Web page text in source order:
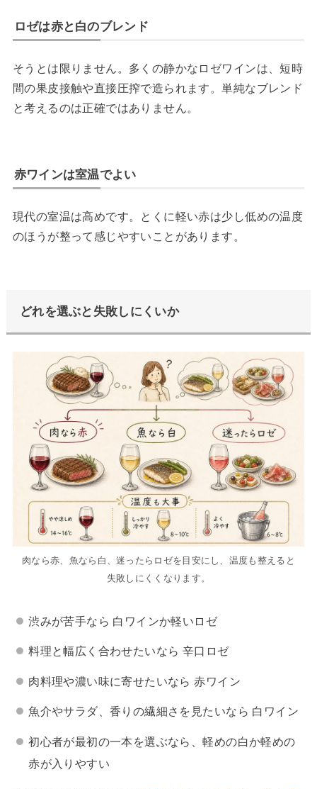
ロゼは赤と白のブレンド
そうとは限りません。多くの静かなロゼワインは、短時
間の果皮接触や直接圧搾で造られます。単純なブレンド
と考えるのは正確ではありません。
赤ワインは室温でよい
現代の室温は高めです。とくに軽い赤は少し低めの温度
のほうが整って感じやすいことがあります。
どれを選ぶと失敗しにくいか
肉なら赤、魚なら白、迷ったらロゼを目安にし、温度も整えると
失敗しにくくなります。
渋みが苦手なら 白ワインか軽いロゼ
料理と幅広く合わせたいなら 辛口ロゼ
肉料理や濃い味に寄せたいなら 赤ワイン
魚介やサラダ、香りの繊細さを見たいなら 白ワイン
初心者が最初の一本を選ぶなら、軽めの白か軽めの
赤が入りやすい